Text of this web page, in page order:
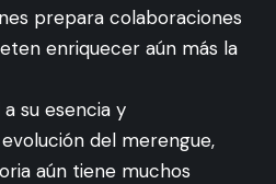
prepara colaboraciones
enriquecer aún más la
su esencia y
del merengue,
aún tiene muchos